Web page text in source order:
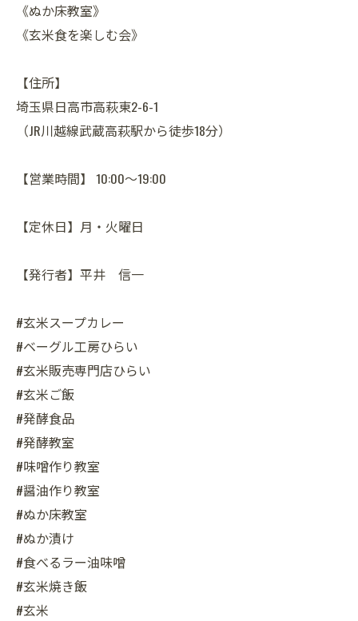
《ぬか床教室》
《玄米食を楽しむ会》
【住所】
埼玉県日高市高萩東2-6-1
（JR川越線武蔵高萩駅から徒歩18分）
【営業時間】 10:00～19:00
【定休日】月・火曜日
【発行者】平井 信一
#玄米スープカレー
#ベーグル工房ひらい
#玄米販売専門店ひらい
#玄米ご飯
#発酵食品
#発酵教室
#味噌作り教室
#醤油作り教室
#ぬか床教室
#ぬか漬け
#食べるラー油味噌
#玄米焼き飯
#玄米